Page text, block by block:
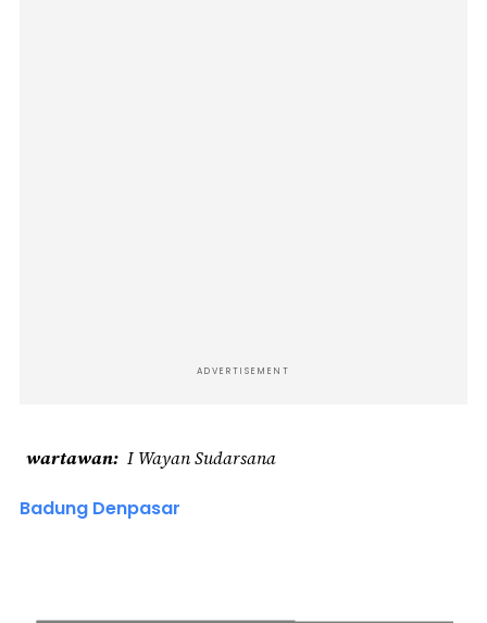
ADVERTISEMENT
wartawan I Wayan Sudarsana
Badung Denpasar